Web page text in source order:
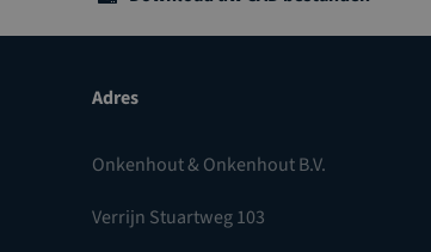
Adres
Onkenhout & Onkenhout B.V.
Verrijn Stuartweg 103